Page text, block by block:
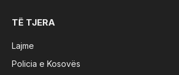
TË TJERA
Lajme
Policia e Kosovës